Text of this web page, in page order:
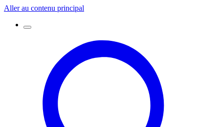
Aller au contenu principal